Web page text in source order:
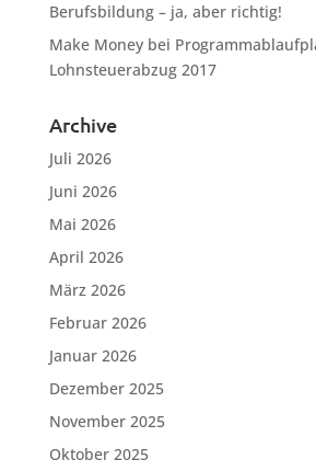
Berufsbildung – ja, aber richtig!
Make Moneybei
Lohnsteuerabzug 2017
Archive
Juli 2026
Juni 2026
Mai 2026
April 2026
März 2026
Februar 2026
Januar 2026
Dezember 2025
November 2025
Oktober 2025